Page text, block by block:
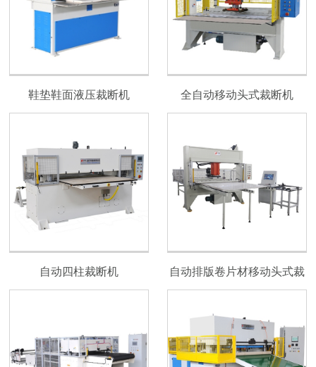
鞋垫鞋面液压裁断机 全自动移动头式裁断机
自动四柱裁断机 自动排版卷片材移动头式裁